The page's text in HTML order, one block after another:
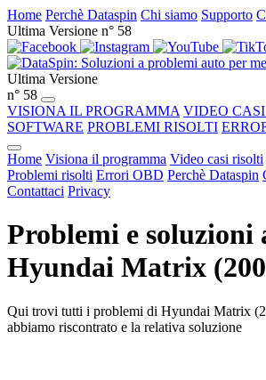
Home Perchè Dataspin Chi siamo Supporto
Ultima Versione n° 58
Ultima Versione
n° 58
VISIONA IL PROGRAMMA VIDEO
SOFTWARE PROBLEMI RISOLTI
Home Visiona il programma Video casi risolti
Problemi risolti Errori OBD Perchè Dataspin
Contattaci Privacy
Problemi e soluzioni
Hyundai Matrix
Qui trovi tutti i problemi di Hyundai Matrix
abbiamo riscontrato e la relativa soluzione